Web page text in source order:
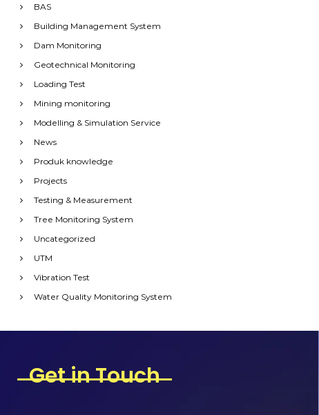
BAS
Building Management System
Dam Monitoring
Geotechnical Monitoring
Loading Test
Mining monitoring
Modelling & Simulation Service
News
Produk knowledge
Projects
Testing & Measurement
Tree Monitoring System
Uncategorized
UTM
Vibration Test
Water Quality Monitoring System
Get in Touch